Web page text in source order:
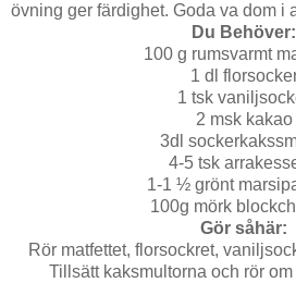
övning ger färdighet. Goda va dom i
Du Behöver:
100 g rumsvarmt
1 dl
1 tsk
2 msk kakao
3dl
4-5 tsk
1-1 ½ grönt
100g mörk
Gör såhär:
Rör matfettet, florsockret,
Tillsätt kaksmultorna och rör